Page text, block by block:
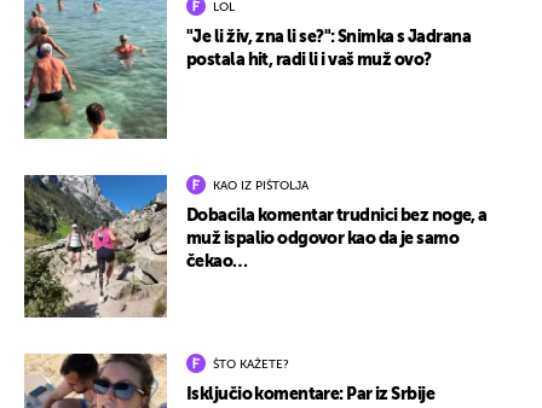
LOL
"Je li živ, zna li se?": Snimka s Jadrana
postala hit, radi li i vaš muž ovo?
KAO IZ PIŠTOLJA
Dobacila komentar trudnici bez noge, a
muž ispalio odgovor kao da je samo
čekao…
ŠTO KAŽETE?
Isključio komentare: Par iz Srbije